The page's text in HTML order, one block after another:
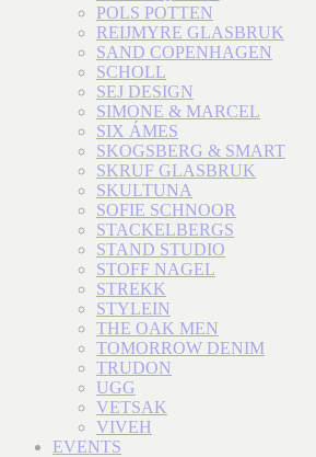
POLS POTTEN
REIJMYRE GLASBRUK
SAND COPENHAGEN
SCHOLL
SEJ DESIGN
SIMONE & MARCEL
SIX ÁMES
SKOGSBERG & SMART
SKRUF GLASBRUK
SKULTUNA
SOFIE SCHNOOR
STACKELBERGS
STAND STUDIO
STOFF NAGEL
STREKK
STYLEIN
THE OAK MEN
TOMORROW DENIM
TRUDON
UGG
VETSAK
VIVEH
EVENTS